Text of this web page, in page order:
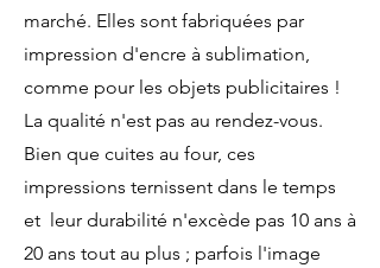
marché. Elles sont fabriquées par
impression d'encre à sublimation,
comme pour les objets publicitaires !
La qualité n'est pas au rendez-vous.
Bien que cuites au four, ces
impressions ternissent dans le temps
et leur durabilité n'excède pas 10 ans à
20 ans tout au plus ; parfois l'image